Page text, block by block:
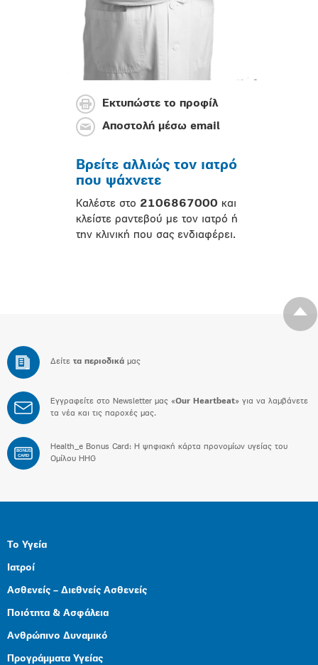
Εκτυπώστε το προφίλ
Αποστολή μέσω email
Βρείτε αλλιώς τον ιατρό
που ψάχνετε
Καλέστε στο 2106867000 και
κλείστε ραντεβού με τον ιατρό ή
την κλινική που σας ενδιαφέρει.
Δείτε τα περιοδικά μας
Εγγραφείτε στο Newsletter μας «Our Heartbeat» για να λαμβάνετε
τα νέα και τις παροχές μας.
BONUS
CARD
Health_e Bonus Card: H ψηφιακή κάρτα προνομίων υγείας του
Ομίλου HHG
Το Υγεία
Ιατροί
Ασθενείς – Διεθνείς Ασθενείς
Ποιότητα & Ασφάλεια
Ανθρώπινο Δυναμικό
Προγράμματα Υγείας